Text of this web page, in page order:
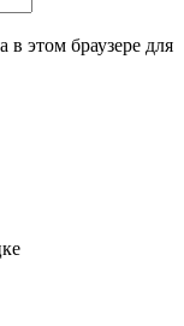
в этом браузере для